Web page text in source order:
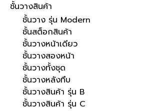
ชั้นวางสินค้า
ชั้นวาง รุ่น Modern
ชั้นสต็อกสินค้า
ชั้นวางหน้าเดียว
ชั้นวางสองหน้า
ชั้นวางทั้งชุด
ชั้นวางหลังทึบ
ชั้นวางสินค้า รุ่น B
ชั้นวางสินค้า รุ่น C